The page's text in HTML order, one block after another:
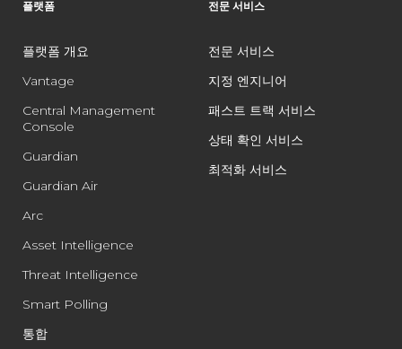
플랫폼
플랫폼 개요
Vantage
Central Management
Console
Guardian
Guardian Air
Arc
Asset Intelligence
Threat Intelligence
Smart Polling
통합
전문 서비스
전문 서비스
지정 엔지니어
패스트 트랙 서비스
상태 확인 서비스
최적화 서비스